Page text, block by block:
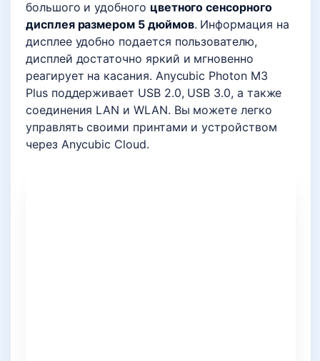
большого и удобного цветного сенсорного
дисплея размером 5 дюймов. Информация на
дисплее удобно подается пользователю,
дисплей достаточно яркий и мгновенно
реагирует на касания. Anycubic Photon M3
Plus поддерживает USB 2.0, USB 3.0, а также
соединения LAN и WLAN. Вы можете легко
управлять своими принтами и устройством
через Anycubic Cloud.